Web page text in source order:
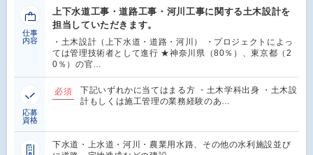
仕事
内容
上下水道工事・道路工事・河川工事に関する土木設計を
担当していただきます。
・土木設計（上下水道・道路・河川） ・プロジェクトによっ
ては管理技術者として進行 ★神奈川県（80％）、東京都（2
0％）の官…
応募
資格
必須
下記いずれかに当てはまる方 ・土木学科出身 ・土木設
計もしくは施工管理の業務経験のあ…
下水道・上水道・河川・農業用水路、その他の水利施設並び